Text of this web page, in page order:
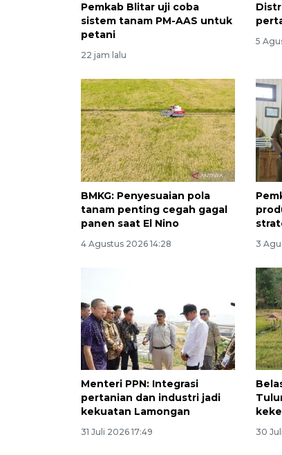
Pemkab Blitar uji coba
sistem tanam PM-AAS untuk
petani
22 jam lalu
5
BMKG: Penyesuaian pola
tanam penting cegah gagal
panen saat El Nino
4 Agustus 2026 14:28 3
Menteri PPN: Integrasi
pertanian dan industri jadi
kekuatan Lamongan
31 Juli 2026 17:49 30